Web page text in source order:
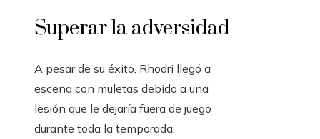
Superar la adversidad
A pesar de su éxito, Rhodri llegó a
escena con muletas debido a una
lesión que le dejaría fuera de juego
durante toda la temporada.